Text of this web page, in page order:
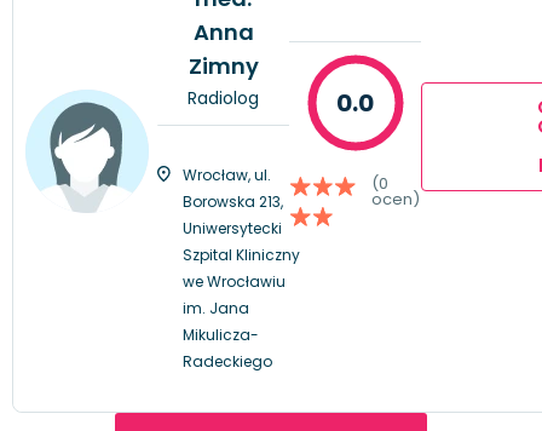
Anna
Zimny
Radiolog
Wrocław, ul.
Borowska 213,
Uniwersytecki
Szpital Kliniczny
we Wrocławiu
im. Jana
Mikulicza-
Radeckiego
0.0
(0
ocen)